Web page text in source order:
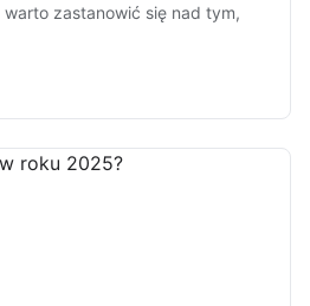
zastanowić się nad tym,